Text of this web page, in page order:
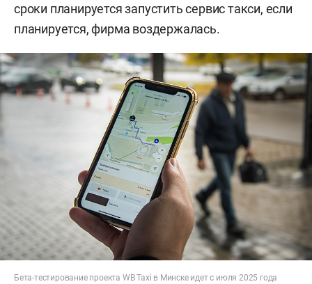
сроки планируется запустить сервис такси, если
планируется, фирма воздержалась.
Бета-тестирование проекта WB Taxi в Минске идет с июля 2025 года